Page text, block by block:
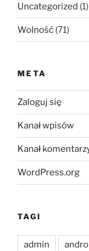
Uncategorized (1)
Wolność (71)
META
Zaloguj się
Kanał wpisów
Kanał
WordPress.org
TAGI
admin